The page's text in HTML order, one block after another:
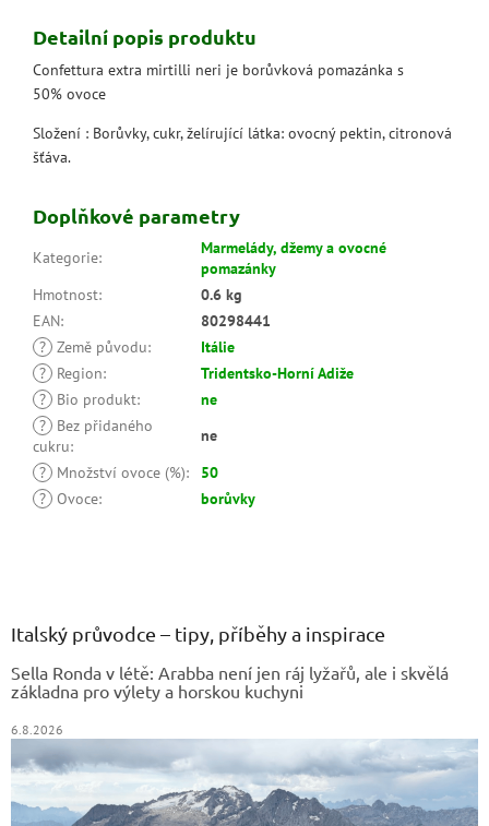
Detailní popis produktu
Confettura extra mirtilli neri je borůvková pomazánka s
50% ovoce
Složení : Borůvky, cukr, želírující látka: ovocný pektin, citronová
šťáva.
Doplňkové parametry
Kategorie:
Marmelády, džemy a ovocné
pomazánky
Hmotnost:
0.6 kg
EAN:
80298441
? Země původu:
Itálie
?
Region:
Tridentsko-Horní Adiže
?
Bio produkt:
ne
?
Bez přidaného
cukru:
ne
?
Množství ovoce (%):
50
? Ovoce: borůvky
Italský průvodce – tipy, příběhy a inspirace
Sella Ronda v létě: Arabba není jen ráj lyžařů, ale i skvělá
základna pro výlety a horskou kuchyni
6.8.2026